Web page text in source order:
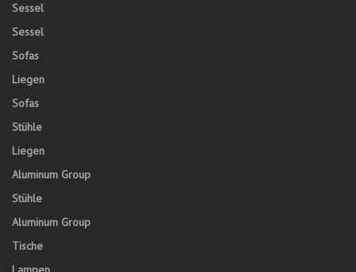
Sessel
Sessel
Sofas
Liegen
Sofas
Stühle
Liegen
Aluminum Group
Stühle
Aluminum Group
Tische